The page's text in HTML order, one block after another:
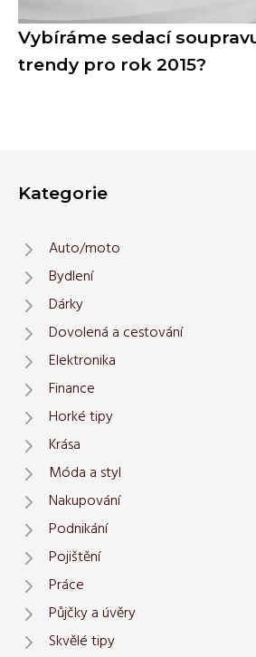
Vybíráme sedací
trendy pro rok 2015?
Kategorie
Auto/moto
Bydlení
Dárky
Dovolená a cestování
Elektronika
Finance
Horké tipy
Krása
Móda a styl
Nakupování
Podnikání
Pojištění
Práce
Půjčky a úvěry
Skvělé tipy